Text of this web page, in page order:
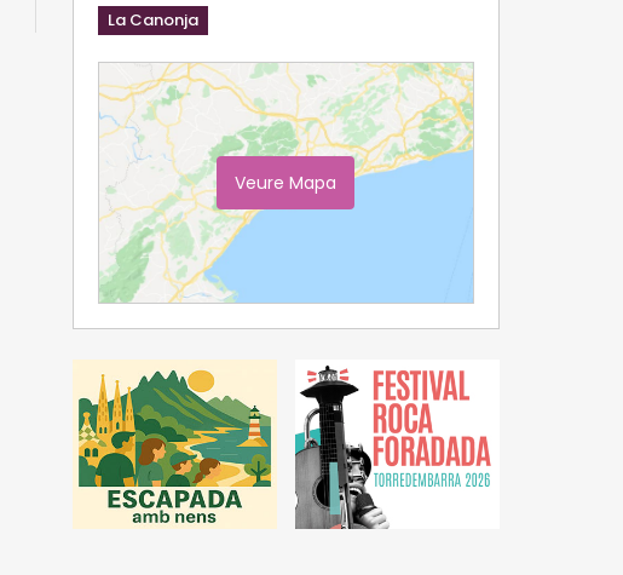
La Canonja
Veure Mapa